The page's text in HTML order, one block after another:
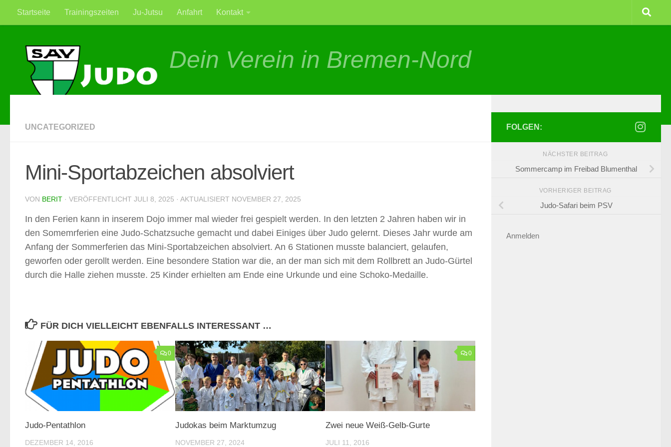
Zum Inhalt springen
Startseite Trainingszeiten Ju-Jutsu Anfahrt Kontakt
Dein Verein in Bremen-Nord
UNCATEGORIZED
Mini-Sportabzeichen absolviert
VON BERIT · VERÖFFENTLICHT JULI 8, 2025 · AKTUALISIERT NOVEMBER 27, 2025
In den Ferien kann in inserem Dojo immer mal wieder frei gespielt werden. In den letzten 2 Jahren haben wir in
den Somemrferien eine Judo-Schatzsuche gemacht und dabei Einiges über Judo gelernt. Dieses Jahr wurde am
Anfang der Sommerferien das Mini-Sportabzeichen absolviert. An 6 Stationen musste balanciert, gelaufen,
geworfen oder gerollt werden. Eine besondere Station war die, an der man sich mit dem Rollbrett an Judo-Gürtel
durch die Halle ziehen musste. 25 Kinder erhielten am Ende eine Urkunde und eine Schoko-Medaille.
FÜR DICH VIELLEICHT EBENFALLS INTERESSANT …
0
Judo-Pentathlon
DEZEMBER 14, 2016
Judokas beim Marktumzug
NOVEMBER 27, 2024
0
Zwei neue Weiß-Gelb-Gurte
JULI 11, 2016
FOLGEN:
NÄCHSTER BEITRAG
Sommercamp im Freibad Blumenthal
VORHERIGER BEITRAG
Judo-Safari beim PSV
Anmelden